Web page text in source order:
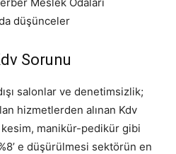
Sorunu
salonlar ve denetimsizlik;
hizmetlerden alınan Kdv
kesim, manikür-pedikür gibi
e düşürülmesi sektörün en